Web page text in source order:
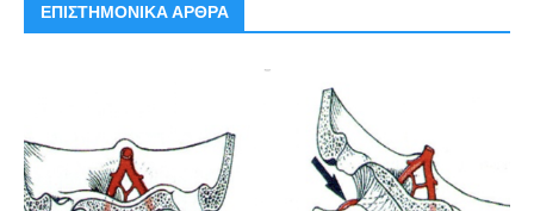
ΕΠΙΣΤΗΜΟΝΙΚΑ ΑΡΘΡΑ